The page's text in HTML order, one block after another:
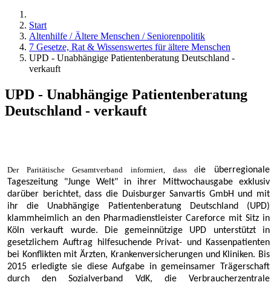
Start
Altenhilfe / Ältere Menschen / Seniorenpolitik
7 Gesetze, Rat & Wissenswertes für ältere Menschen
UPD - Unabhängige Patientenberatung Deutschland -
verkauft
UPD - Unabhängige Patientenberatung
Deutschland - verkauft
Der Paritätische Gesamtverband informiert, dass die überregionale
Tageszeitung "Junge Welt" in ihrer Mittwochausgabe exklusiv
darüber berichtet, dass die Duisburger Sanvartis GmbH und mit
ihr die Unabhängige Patientenberatung Deutschland (UPD)
klammheimlich an den Pharmadienstleister Careforce mit Sitz in
Köln verkauft wurde. Die gemeinnützige UPD unterstützt in
gesetzlichem Auftrag hilfesuchende Privat- und Kassenpatienten
bei Konflikten mit Ärzten, Krankenversicherungen und Kliniken. Bis
2015 erledigte sie diese Aufgabe in gemeinsamer Trägerschaft
durch den Sozialverband VdK, die Verbraucherzentrale